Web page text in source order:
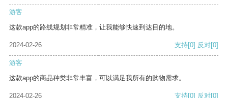
游客
这款app的路线规划非常精准，让我能够快速到达目的地。
2024-02-26 支持[0] 反对[0]
游客
这款app的商品种类非常丰富，可以满足我所有的购物需求。
2024-02-26 支持[0] 反对[0]